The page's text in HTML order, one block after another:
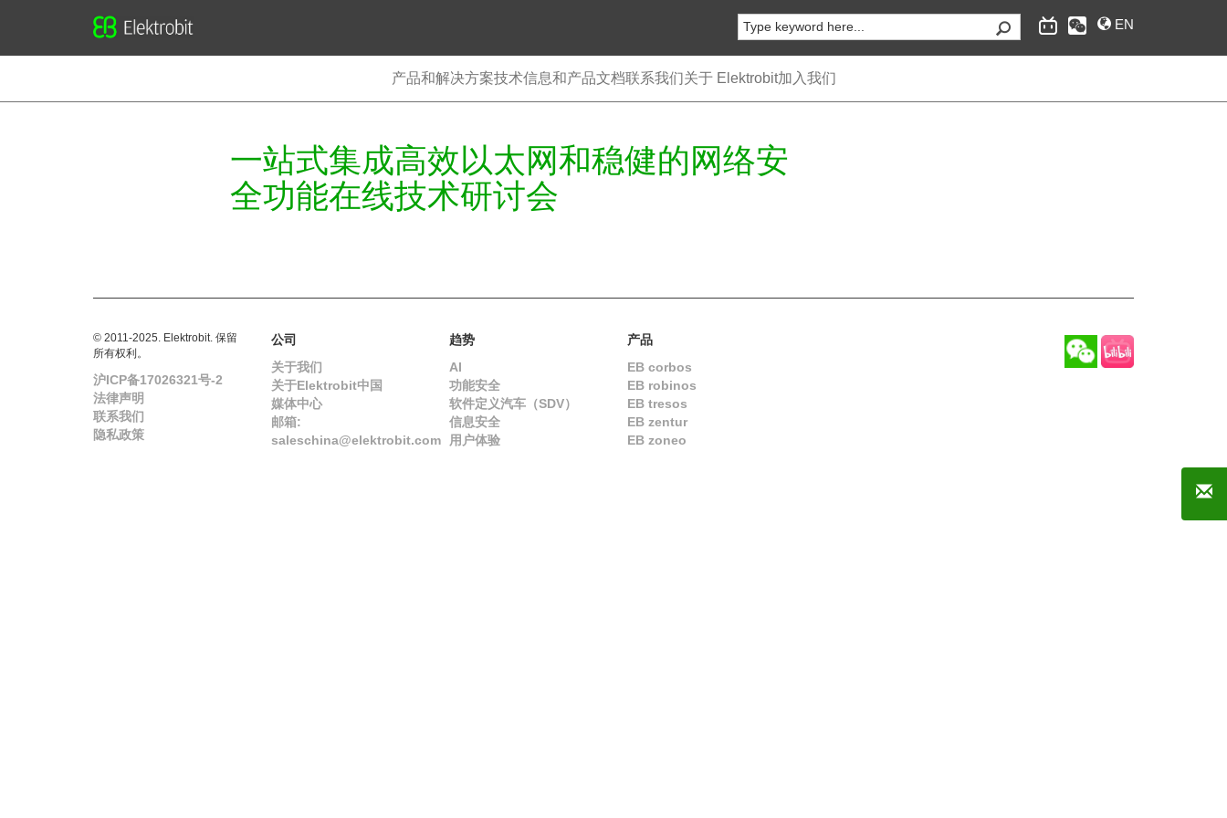
EN
产品和解决方案技术信息和产品文档联系我们关于 Elektrobit加入我们
一站式集成高效以太网和稳健的网络安
全功能在线技术研讨会
© 2011-2025. Elektrobit. 保留
所有权利。
沪ICP备17026321号-2
法律声明
联系我们
隐私政策
公司
关于我们
关于Elektrobit中国
媒体中心
邮箱:
saleschina@elektrobit.com
趋势
AI
功能安全
软件定义汽车（SDV）
信息安全
用户体验
产品
EB corbos
EB robinos
EB tresos
EB zentur
EB zoneo